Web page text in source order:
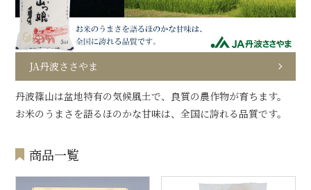
JA丹波ささやま
丹波篠山は盆地特有の気候風土で、良質の農作物が育ちます。
お米のうまさを語るほのかな甘味は、全国に誇れる品質です。
商品一覧